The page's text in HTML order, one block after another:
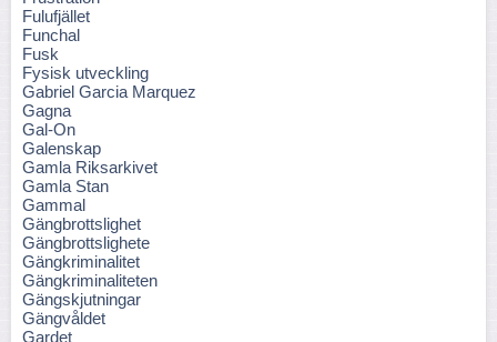
Fulufjället
Funchal
Fusk
Fysisk utveckling
Gabriel Garcia Marquez
Gagna
Gal-On
Galenskap
Gamla Riksarkivet
Gamla Stan
Gammal
Gängbrottslighet
Gängbrottslighete
Gängkriminalitet
Gängkriminaliteten
Gängskjutningar
Gängvåldet
Gardet